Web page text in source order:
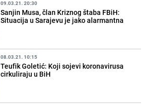
09.03.21. 20:30
Sanjin Musa, član Kriznog štaba FBiH:
Situacija u Sarajevu je jako alarmantna
08.03.21. 10:15
Teufik Goletić: Koji sojevi koronavirusa
cirkuliraju u BiH